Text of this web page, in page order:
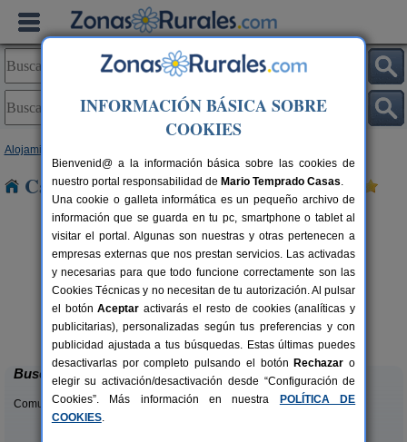
Alojamientos
Casas Rurales cerca de Ilarratz
2-10+2 pers.
desde25 €
Casa Rural Casa Chino
Aibar (Navarra)
Buscar
Comunidades:
INFORMACIÓN BÁSICA SOBRE
COOKIES
Bienvenid@ a la información básica sobre las cookies de
nuestro portal responsabilidad de Mario Temprado Casas.
Una cookie o galleta informática es un pequeño archivo de
información que se guarda en tu pc, smartphone o tablet al
visitar el portal. Algunas son nuestras y otras pertenecen a
empresas externas que nos prestan servicios. Las activadas
y necesarias para que todo funcione correctamente son las
Cookies Técnicas y no necesitan de tu autorización. Al pulsar
el botónAceptar activarás el resto de cookies (analíticas y
publicitarias), personalizadas según tus preferencias y con
publicidad ajustada a tus búsquedas. Estas últimas puedes
desactivarlas por completo pulsando el botón Rechazar o
elegir su activación/desactivación desde “Configuración de
Cookies”. Más información en nuestra
POLÍTICA DE
COOKIES.